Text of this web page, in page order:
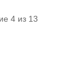
4 из 13